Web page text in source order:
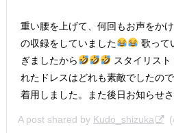
重い腰を上げて、何回もお声をか
の収録をしていました
歌って
ぎましたから
スタイリス
れたドレスはどれも素敵でしたの
着用しました。また後日お知らせ
A post shared by Kudo_shizuka